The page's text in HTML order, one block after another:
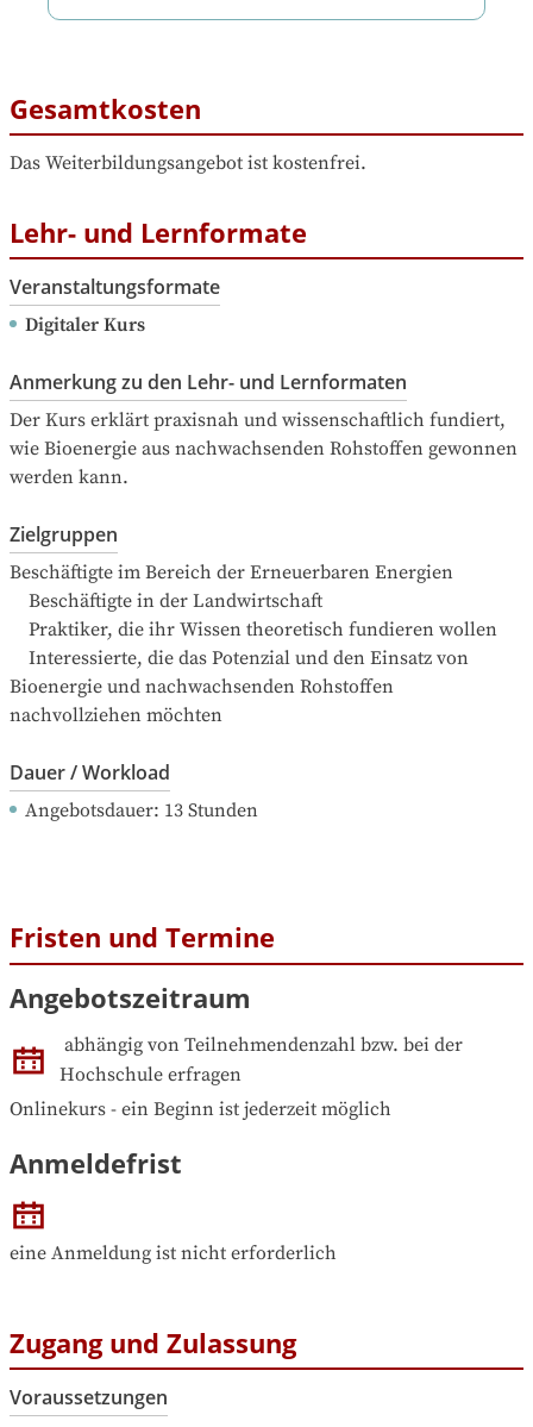
Gesamtkosten
Das Weiterbildungsangebot ist kostenfrei.
Lehr- und Lernformate
Veranstaltungsformate
Digitaler Kurs
Anmerkung zu den Lehr- und Lernformaten
Der Kurs erklärt praxisnah und wissenschaftlich fundiert,
wie Bioenergie aus nachwachsenden Rohstoffen gewonnen
werden kann.
Zielgruppen
Beschäftigte im Bereich der Erneuerbaren Energien
Bioenergie und nachwachsenden Rohstoffen
nachvollziehen möchten
Dauer / Workload
Angebotsdauer: 13 Stunden
Fristen und Termine
Angebotszeitraum
abhängig von Teilnehmendenzahl bzw. bei der
Hochschule erfragen
Onlinekurs - ein Beginn ist jederzeit möglich
Anmeldefrist
eine Anmeldung ist nicht erforderlich
Zugang und Zulassung
Voraussetzungen